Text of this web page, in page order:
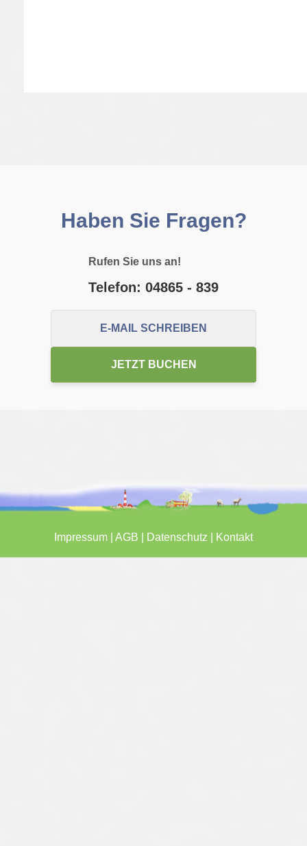
Haben Sie Fragen?
Rufen Sie uns an!
Telefon: 04865 - 839
E-MAIL SCHREIBEN
JETZT BUCHEN
Impressum AGB Datenschutz Kontakt